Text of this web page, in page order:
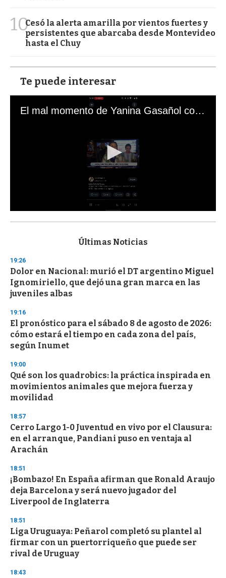
10Cesó la alerta amarilla por vientos fuertes y
persistentes que abarcaba desde Montevideo
hasta el Chuy
Te puede interesar
El mal momento de Yanina Gasañol con un hincha argentino en "Subrayado"
s
d
s
o
f
3
s
e
c
o
n
Últimas Noticias
19:26
Dolor en Nacional: murió el DT argentino Miguel
Ignomiriello, que dejó una gran marca en las
juveniles albas
19:16
El pronóstico para el sábado 8 de agosto de 2026:
cómo estará el tiempo en cada zona del país,
según Inumet
19:00
Qué son los quadrobics: la práctica inspirada en
movimientos animales que mejora fuerza y
movilidad
18:57
Cerro Largo 1-0 Juventud en vivo por el Clausura:
en el arranque, Pandiani puso en ventaja al
Arachán
18:51
¡Bombazo! En España afirman que Ronald Araujo
deja Barcelona y será nuevo jugador del
Liverpool de Inglaterra
18:51
Liga Uruguaya: Peñarol completó su plantel al
firmar con un puertorriqueño que puede ser
rival de Uruguay
18:43